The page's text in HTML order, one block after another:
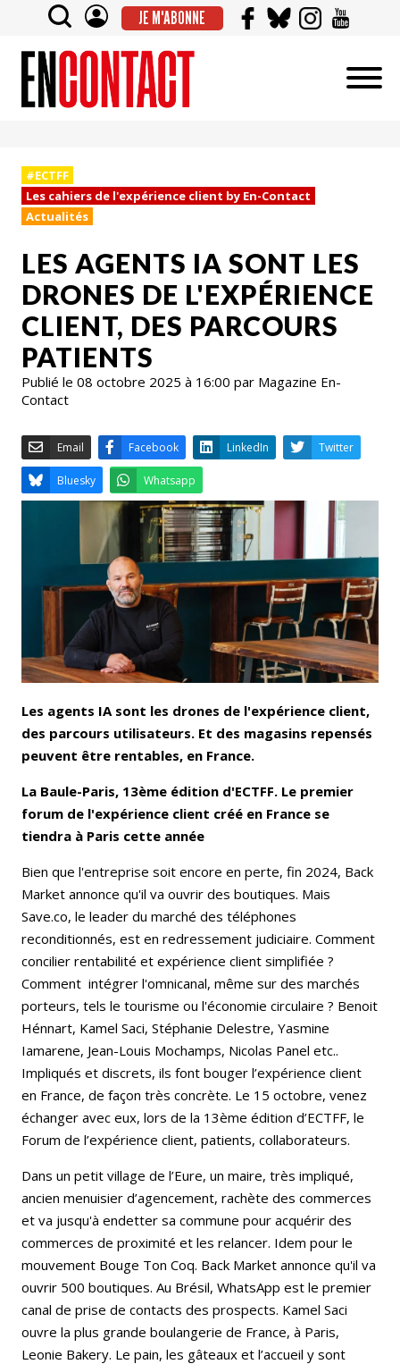
JE M'ABONNE
#ECTFF
Les cahiers de l'expérience client by En-Contact
Actualités
LES AGENTS IA SONT LES
DRONES DE L'EXPÉRIENCE
CLIENT, DES PARCOURS
PATIENTS
Publié le 08 octobre 2025 à 16:00 par Magazine En-
Contact
Email Facebook LinkedIn
Bluesky
Les agents IA sont les drones de l'expérience client,
des parcours utilisateurs. Et des magasins repensés
peuvent être rentables, en France.
La Baule-Paris, 13ème édition d'ECTFF. Le premier
forum de l'expérience client créé en France se
tiendra à Paris cette année
Bien que l'entreprise soit encore en perte, fin 2024, Back
Market annonce qu'il va ouvrir des boutiques. Mais
Save.co, le leader du marché des téléphones
reconditionnés, est en redressement judiciaire. Comment
concilier rentabilité et expérience client simplifiée ?
Comment intégrer l'omnicanal, même sur des marchés
porteurs, tels le tourisme ou l'économie circulaire ? Benoit
Hénnart, Kamel Saci, Stéphanie Delestre, Yasmine
Iamarene, Jean-Louis Mochamps, Nicolas Panel etc..
Impliqués et discrets, ils font bouger l’expérience client
en France, de façon très concrète. Le 15 octobre, venez
échanger avec eux, lors de la 13ème édition d’ECTFF, le
Forum de l’expérience client, patients, collaborateurs.
Dans un petit village de l’Eure, un maire, très impliqué,
ancien menuisier d’agencement, rachète des commerces
et va jusqu'à endetter sa commune pour acquérir des
commerces de proximité et les relancer. Idem pour le
mouvement Bouge Ton Coq. Back Market annonce qu'il va
ouvrir 500 boutiques. Au Brésil, WhatsApp est le premier
canal de prise de contacts des prospects. Kamel Saci
ouvre la plus grande boulangerie de France, à Paris,
Leonie Bakery. Le pain, les gâteaux et l’accueil y sont